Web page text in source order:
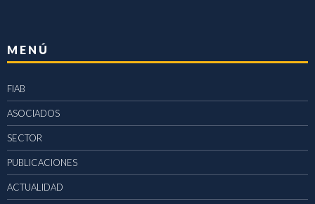
MENÚ
FIAB
ASOCIADOS
SECTOR
PUBLICACIONES
ACTUALIDAD